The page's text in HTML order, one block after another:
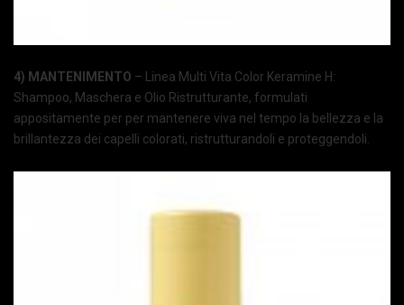
4) MANTENIMENTO – Linea Multi Vita Color Keramine H:
Shampoo, Maschera e Olio Ristrutturante, formulati
appositamente per per mantenere viva nel tempo la bellezza e la
brillantezza dei capelli colorati, ristrutturandoli e proteggendoli.